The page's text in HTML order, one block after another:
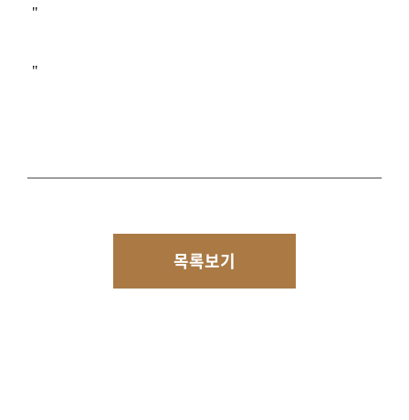
"
"
목록보기